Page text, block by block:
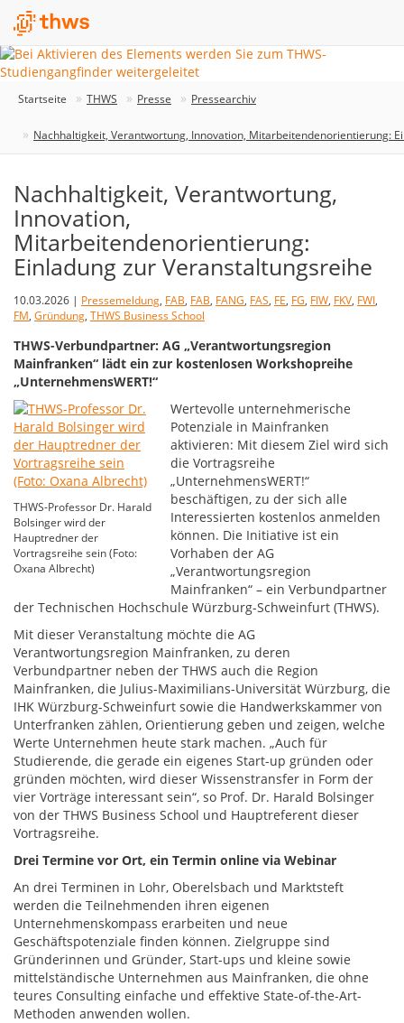
Startseite THWS Presse Pressearchiv
Nachhaltigkeit, Verantwortung, Innovation, Mitarbeitendenorientierung:
Nachhaltigkeit, Verantwortung,
Innovation,
Mitarbeitendenorientierung:
Einladung zur Veranstaltungsreihe
10.03.2026 | Pressemeldung, FAB, FAB, FANG, FAS, FE, FG, FIW, FKV, FWI,
FM, Gründung, THWS Business School
THWS-Verbundpartner: AG „Verantwortungsregion
Mainfranken“ lädt ein zur kostenlosen Workshopreihe
„UnternehmensWERT!“
THWS-Professor Dr. Harald
Bolsinger wird der
Hauptredner der
Vortragsreihe sein (Foto:
Oxana Albrecht)
Wertevolle unternehmerische
Potenziale in Mainfranken
aktivieren: Mit diesem Ziel wird sich
die Vortragsreihe
„UnternehmensWERT!“
beschäftigen, zu der sich alle
Interessierten kostenlos anmelden
können. Die Initiative ist ein
Vorhaben der AG
„Verantwortungsregion
Mainfranken“ – ein Verbundpartner
der Technischen Hochschule Würzburg-Schweinfurt (THWS).
Mit dieser Veranstaltung möchte die AG
Verantwortungsregion Mainfranken, zu deren
Verbundpartner neben der THWS auch die Region
Mainfranken, die Julius-Maximilians-Universität Würzburg, die
IHK Würzburg-Schweinfurt sowie die Handwerkskammer von
Unterfranken zählen, Orientierung geben und zeigen, welche
Werte Unternehmen heute stark machen. „Auch für
Studierende, die gerade ein eigenes Start-up gründen oder
gründen möchten, wird dieser Wissenstransfer in Form der
vier Vorträge interessant sein“, so Prof. Dr. Harald Bolsinger
von der THWS Business School und Hauptreferent dieser
Vortragsreihe.
Drei Termine vor Ort, ein Termin online via Webinar
An drei Terminen in Lohr, Oberelsbach und Marktsteft
werden die Teilnehmenden ihren eigenen
Unternehmenskompass erarbeiten und neue
Geschäftspotenziale finden können. Zielgruppe sind
Gründerinnen und Gründer, Start-ups und kleine sowie
mittelständische Unternehmen aus Mainfranken, die ohne
teures Consulting einfache und effektive State-of-the-Art-
Methoden anwenden wollen.